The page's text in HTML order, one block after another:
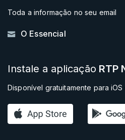
Toda a informação no seu email
O Essencial
Instale a aplicação RTP
Disponível gratuitamente para